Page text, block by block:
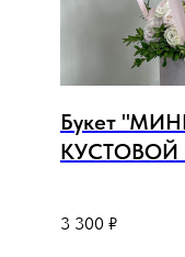
Букет
КУСТОВОЙ
3 300 ₽